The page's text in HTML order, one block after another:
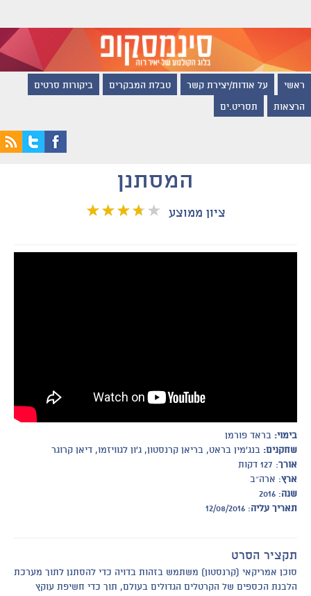
ראשי על אודות/יצירת קשר טבלת המבקרים ביקורות סרטים
הרצאות תסריט.ים
המסתנן
ציון ממוצע
בימוי: בראד פורמן
שחקנים: בנג'מין בראט, בריאן קרנסטון, ג'ון לגוויזמו, דיאן קרוגר
אורך: 127 דקות
ארץ: ארה״ב
שנה: 2016
תאריך עליה: 12/08/2016
תקציר הסרט
סוכן אמריקאי (קרנסטון) משתמש בזהות בדויה כדי להסתנן לתוך מערכת
הלבנת הכספים של הקרטלים הגדולים בעולם, תוך כדי חשיפת עוקץ